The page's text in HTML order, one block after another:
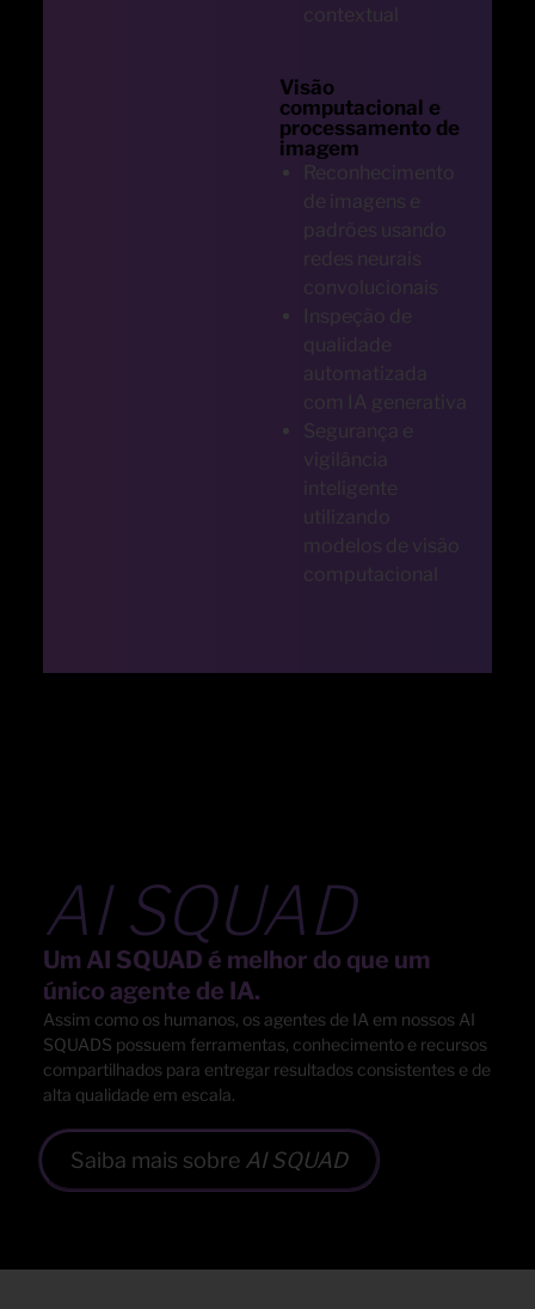
contextual
Visão
computacional e
processamento de
imagem
Reconhecimento
de imagens e
padrões usando
redes neurais
convolucionais
Inspeção de
qualidade
automatizada
com IA generativa
Segurança e
vigilância
inteligente
utilizando
modelos de visão
computacional
AI SQUAD
Um AI SQUAD é melhor do que um
único agente de IA.
Assim como os humanos, os agentes de IA em nossos AI
SQUADS possuem ferramentas, conhecimento e recursos
compartilhados para entregar resultados consistentes e de
alta qualidade em escala.
Saiba mais sobre AI SQUAD